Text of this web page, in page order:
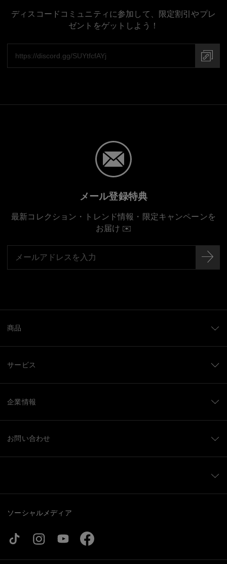
ディスコードコミュニティに参加して、限定割引やプレ
ゼントをゲットしよう！
メール登録特典
最新コレクション・トレンド情報・限定キャンペーンを
お届け ✉️
商品
サービス
企業情報
お問い合わせ
ソーシャルメディア